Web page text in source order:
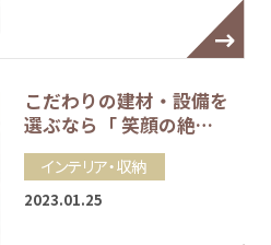
こだわりの建材・設備を
選ぶなら「 笑顔の絶…
インテリア・収納
2023.01.25